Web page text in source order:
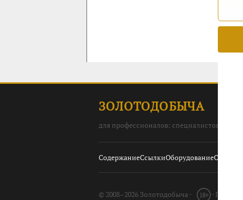
ЗОЛОТОДОБЫЧА
для профессионалов: специалистов,
СодержаниеСсылкиОборудованиеО сайте
© 2008–2026 Золотодобыча · 18+ · При